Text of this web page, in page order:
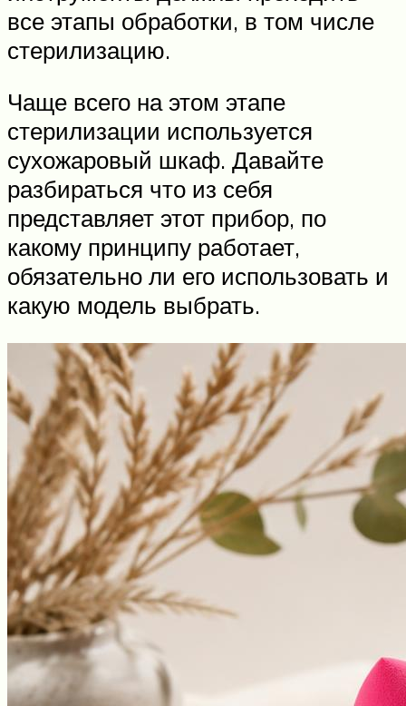
все этапы обработки, в том числе
стерилизацию.
Чаще всего на этом этапе
стерилизации используется
сухожаровый шкаф. Давайте
разбираться что из себя
представляет этот прибор, по
какому принципу работает,
обязательно ли его использовать и
какую модель выбрать.